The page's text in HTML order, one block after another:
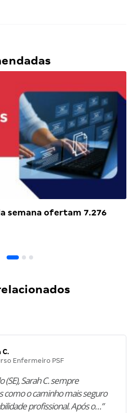
semana ofertam 7.276
C.
Enfermeiro PSF
(SE), Sarah C. sempre
como o caminho mais seguro
profissional. Após o…”